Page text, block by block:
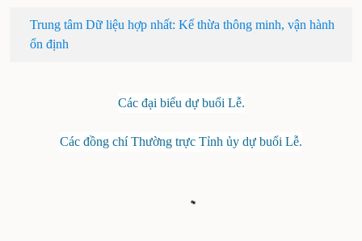
Trung tâm Dữ liệu hợp nhất: Kế thừa thông minh, vận hành
ổn định
Các đại biểu dự buổi Lễ.
Các đồng chí Thường trực Tỉnh ủy dự buổi Lễ.